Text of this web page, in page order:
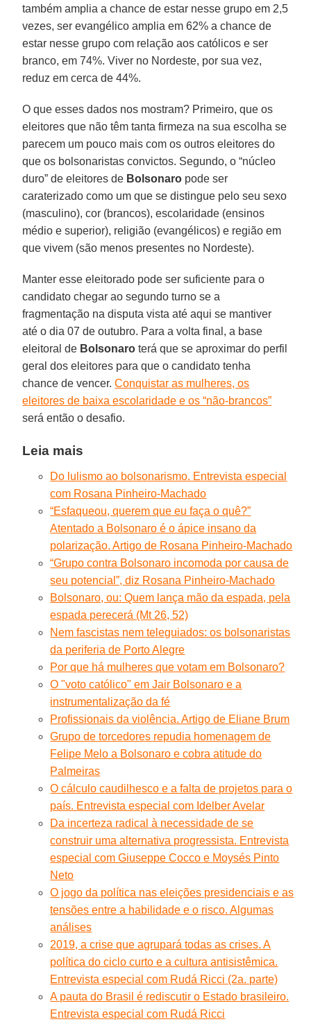
também amplia a chance de estar nesse grupo em 2,5
vezes, ser evangélico amplia em 62% a chance de
estar nesse grupo com relação aos católicos e ser
branco, em 74%. Viver no Nordeste, por sua vez,
reduz em cerca de 44%.
O que esses dados nos mostram? Primeiro, que os
eleitores que não têm tanta firmeza na sua escolha se
parecem um pouco mais com os outros eleitores do
que os bolsonaristas convictos. Segundo, o “núcleo
duro” de eleitores de Bolsonaro pode ser
caraterizado como um que se distingue pelo seu sexo
(masculino), cor (brancos), escolaridade (ensinos
médio e superior), religião (evangélicos) e região em
que vivem (são menos presentes no Nordeste).
Manter esse eleitorado pode ser suficiente para o
candidato chegar ao segundo turno se a
fragmentação na disputa vista até aqui se mantiver
até o dia 07 de outubro. Para a volta final, a base
eleitoral de Bolsonaro terá que se aproximar do perfil
geral dos eleitores para que o candidato tenha
chance de vencer.Conquistar as mulheres, os
eleitores de baixa escolaridade e os “não-brancos”
será então o desafio.
Leia mais
Do lulismo ao bolsonarismo. Entrevista especial
com Rosana Pinheiro-Machado
“Esfaqueou, querem que eu faça o quê?”
Atentado a Bolsonaro é o ápice insano da
polarização. Artigo de Rosana Pinheiro-Machado
“Grupo contra Bolsonaro incomoda por causa de
seu potencial”, diz Rosana Pinheiro-Machado
Bolsonaro, ou: Quem lança mão da espada, pela
espada perecerá (Mt 26, 52)
Nem fascistas nem teleguiados: os bolsonaristas
da periferia de Porto Alegre
Por que há mulheres que votam em Bolsonaro?
O "voto católico" em Jair Bolsonaro e a
instrumentalização da fé
Profissionais da violência. Artigo de Eliane Brum
Grupo de torcedores repudia homenagem de
Felipe Melo a Bolsonaro e cobra atitude do
Palmeiras
O cálculo caudilhesco e a falta de projetos para o
país. Entrevista especial com Idelber Avelar
Da incerteza radical à necessidade de se
construir uma alternativa progressista. Entrevista
especial com Giuseppe Cocco e Moysés Pinto
Neto
O jogo da política nas eleições presidenciais e as
tensões entre a habilidade e o risco. Algumas
análises
2019, a crise que agrupará todas as crises. A
política do ciclo curto e a cultura antisistêmica.
Entrevista especial com Rudá Ricci (2a. parte)
A pauta do Brasil é rediscutir o Estado brasileiro.
Entrevista especial com Rudá Ricci